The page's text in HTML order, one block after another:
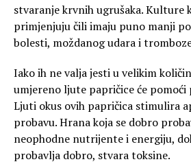
stvaranje krvnih ugrušaka. Kulture
primjenjuju čili imaju puno manji
bolesti, moždanog udara i
Iako ih ne valja jesti u velikim
umjereno ljute papričice će pomoći
Ljuti okus ovih papričica stimulira
probavu. Hrana koja se dobro
neophodne nutrijente i energiju,
probavlja dobro, stvara toksine.